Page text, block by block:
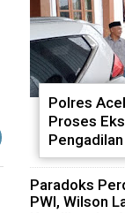
Polres
Proses
Paradoks
PWI, Wilson